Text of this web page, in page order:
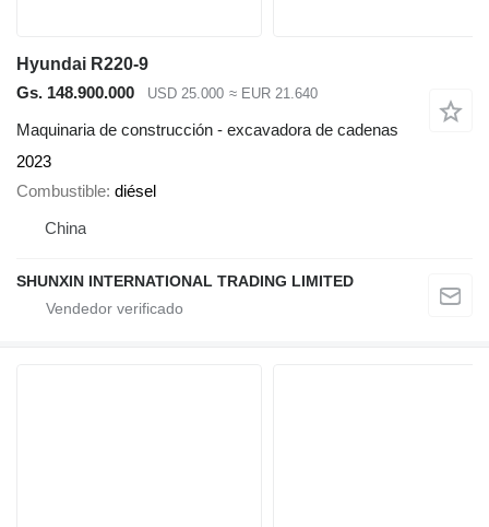
Hyundai R220-9
Gs. 148.900.000
USD 25.000 ≈ EUR 21.640
Maquinaria de construcción - excavadora de cadenas
2023
Combustible diésel
China
SHUNXIN INTERNATIONAL TRADING LIMITED